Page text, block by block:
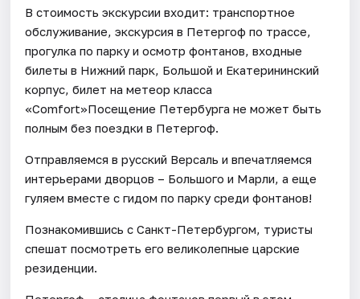
В стоимость экскурсии входит: транспортное
обслуживание, экскурсия в Петергоф по трассе,
прогулка по парку и осмотр фонтанов, входные
билеты в Нижний парк, Большой и Екатерининский
корпус, билет на метеор класса
«Comfort»Посещение Петербурга не может быть
полным без поездки в Петергоф.
Отправляемся в русский Версаль и впечатляемся
интерьерами дворцов – Большого и Марли, а еще
гуляем вместе с гидом по парку среди фонтанов!
Познакомившись с Санкт-Петербургом, туристы
спешат посмотреть его великолепные царские
резиденции.